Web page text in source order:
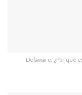
Delaware: ¿Por qué